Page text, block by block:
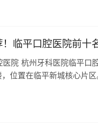
01 上海交大医学…
！临平口腔医院前十
院 杭州牙科医院临平口
位置在临平新城核心片